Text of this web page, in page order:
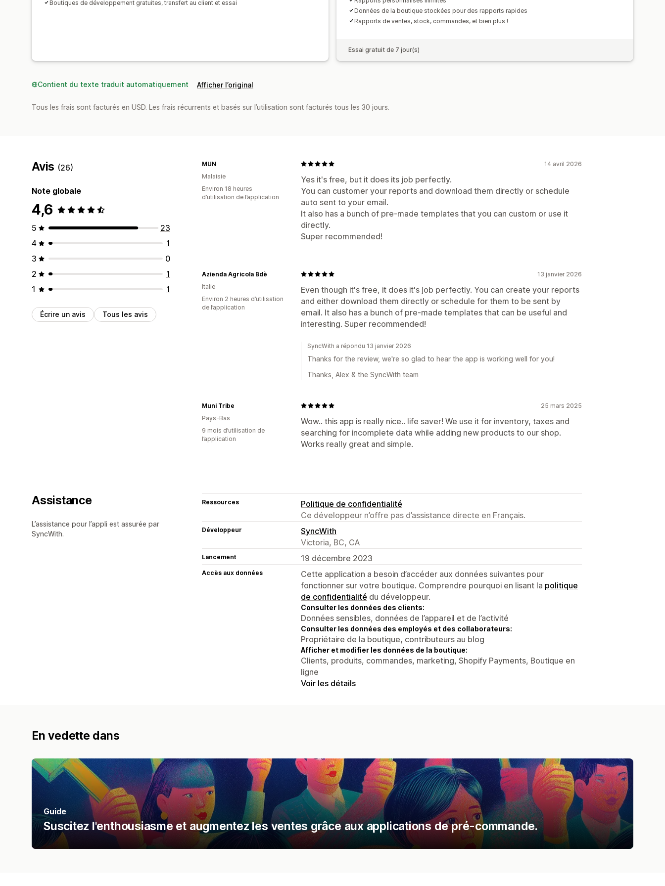
Boutiques de développement gratuites, transfert au client et essai
Données de la boutique stockées pour des rapports rapides
Rapports de ventes, stock, commandes, et bien plus !
Essai gratuit de 7 jour(s)
Contient du texte traduit automatiquement Afficher l’original
Tous les frais sont facturés en USD. Les frais récurrents et basés sur l’utilisation sont facturés tous les 30 jours.
Avis (26)
Note globale
4,6
5
23
4
1
3
0
2
1
1
1
Écrire un avis Tous les avis
14 avril 2026
Yes it's free, but it does its job perfectly.
You can customer your reports and download them directly or schedule
auto sent to your email.
It also has a bunch of pre-made templates that you can custom or use it
directly.
Super recommended!
MUN
Malaisie
Environ 18 heures
d’utilisation de l’application
13 janvier 2026
Even though it's free, it does it's job perfectly. You can create your reports
and either download them directly or schedule for them to be sent by
email. It also has a bunch of pre-made templates that can be useful and
interesting. Super recommended!
Azienda Agricola Bdè
Italie
Environ 2 heures d’utilisation
de l’application
SyncWith a répondu 13 janvier 2026
Thanks for the review, we're so glad to hear the app is working well for you!
Thanks, Alex & the SyncWith team
25 mars 2025
Wow.. this app is really nice.. life saver! We use it for inventory, taxes and
searching for incomplete data while adding new products to our shop.
Works really great and simple.
Muni Tribe
Pays-Bas
9 mois d’utilisation de
l’application
Assistance
L’assistance pour l’appli est assurée par
SyncWith.
Ressources
Politique de confidentialité
Ce développeur n’offre pas d’assistance directe en Français.
Développeur
SyncWith
Victoria, BC, CA
Lancement 19 décembre 2023
Accès aux données
Cette application a besoin d’accéder aux données suivantes pour
fonctionner sur votre boutique. Comprendre pourquoi en lisant la politique
de confidentialité du développeur.
Consulter les données des clients:
Données sensibles, données de l’appareil et de l’activité
Consulter les données des employés et des collaborateurs:
Propriétaire de la boutique, contributeurs au blog
Afficher et modifier les données de la boutique:
Clients, produits, commandes, marketing, Shopify Payments, Boutique en
ligne
Voir les détails
En vedette dans
Guide
Suscitez l'enthousiasme et augmentez les ventes grâce aux applications de pré-commande.